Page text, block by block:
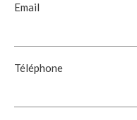
Email
Téléphone